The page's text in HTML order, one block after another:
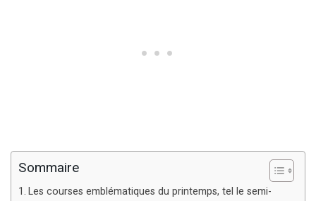
Sommaire
Les courses emblématiques du printemps, tel le semi-